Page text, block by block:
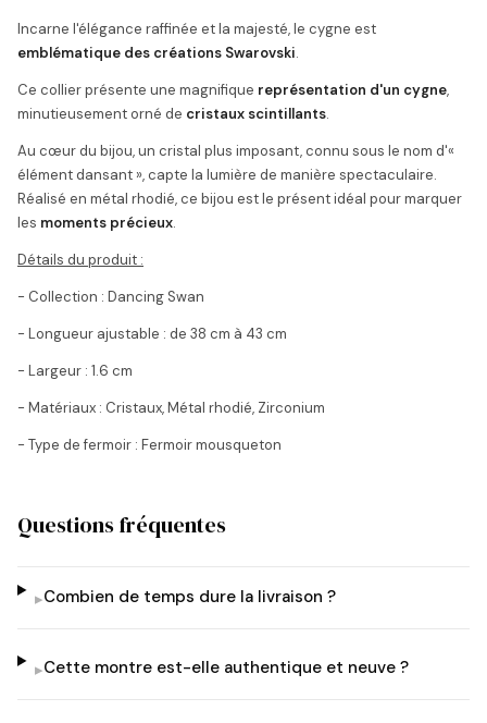
Incarne l'élégance raffinée et la majesté, le cygne est
emblématique des créations Swarovski.
Ce collier présente une magnifique représentation d'un cygne,
minutieusement orné de cristaux scintillants.
Au cœur du bijou, un cristal plus imposant, connu sous le nom d'«
élément dansant », capte la lumière de manière spectaculaire.
Réalisé en métal rhodié, ce bijou est le présent idéal pour marquer
les moments précieux.
Détails du produit :
- Collection : Dancing Swan
- Longueur ajustable : de 38 cm à 43 cm
- Largeur : 1.6 cm
- Matériaux : Cristaux, Métal rhodié, Zirconium
- Type de fermoir : Fermoir mousqueton
Questions fréquentes
▸Combien de temps dure la livraison ?
▸Cette montre est-elle authentique et neuve ?